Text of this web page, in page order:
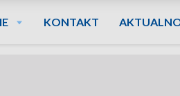
KONTAKT